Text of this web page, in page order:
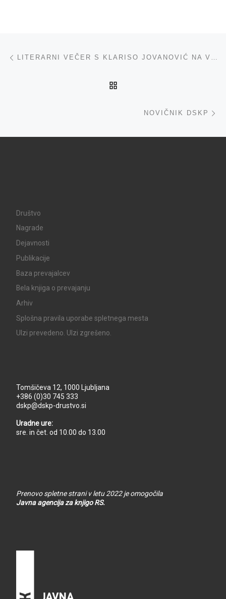
Navigacija med prispevki
NOVIČNIK DSKP
Društvo
Nagrade
Dejavnosti
Publikacije
Baza prevajalcev
Bela knjiga o prevajanju
Arhiv
Splošna pravila uporabe spletnega mesta
UIzi prevedeno. UIzi zgrešeno.
Tomšičeva 12, 1000 Ljubljana
+386 (0)30 745 333
dskp@dskp-drustvo.si
Uradne ure:
sre. in čet. od 10.00 do 13.00
Prenovo spletne strani v letu 2022 je omogočila
Javna agencija za knjigo RS.